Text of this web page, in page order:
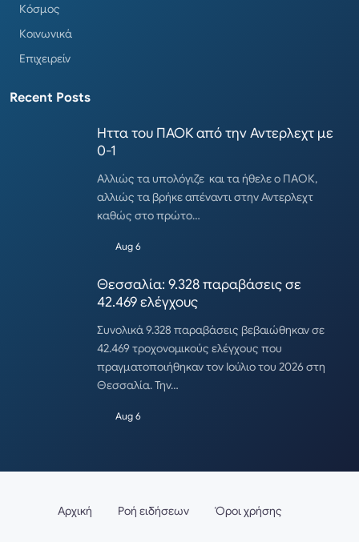
Κόσμος
Κοινωνικά
Επιχειρείν
Recent Posts
Ηττα του ΠΑΟΚ από την Αντερλεχτ με
0-1
Αλλιώς τα υπολόγιζε και τα ήθελε ο ΠΑΟΚ,
αλλιώς τα βρήκε απέναντι στην Αντερλεχτ
καθώς στο πρώτο…
Aug 6
Θεσσαλία: 9.328 παραβάσεις σε
42.469 ελέγχους
Συνολικά 9.328 παραβάσεις βεβαιώθηκαν σε
42.469 τροχονομικούς ελέγχους που
πραγματοποιήθηκαν τον Ιούλιο του 2026 στη
Θεσσαλία. Την…
Aug 6
Αρχική Ροή ειδήσεων Όροι χρήσης